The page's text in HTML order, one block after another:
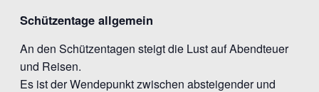
Schützentage allgemein
An den Schützentagen steigt die Lust auf Abendteuer
und Reisen.
Es ist der Wendepunkt zwischen absteigender und